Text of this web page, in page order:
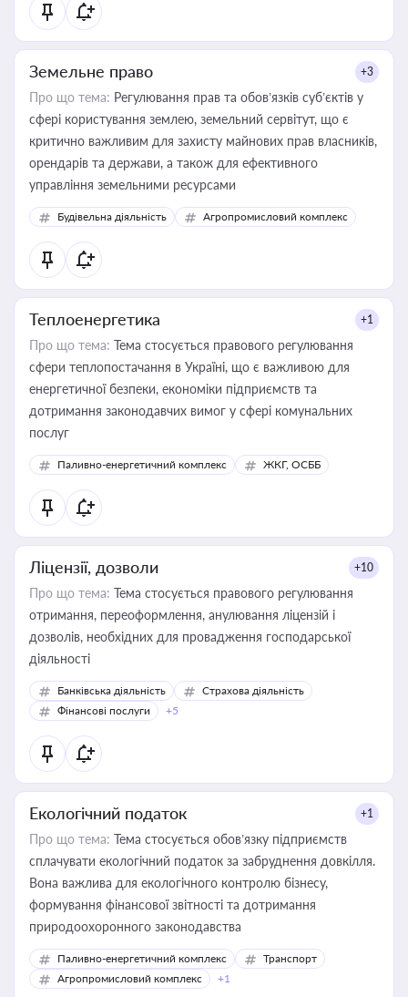
Земельне право +3
Про що тема: Регулювання прав та обов’язків суб’єктів у
сфері користування землею, земельний сервітут, що є
критично важливим для захисту майнових прав власників,
орендарів та держави, а також для ефективного
управління земельними ресурсами
Будівельна діяльність Агропромисловий комплекс
Теплоенергетика +1
Про що тема: Тема стосується правового регулювання
сфери теплопостачання в Україні, що є важливою для
енергетичної безпеки, економіки підприємств та
дотримання законодавчих вимог у сфері комунальних
послуг
Паливно-енергетичний комплекс ЖКГ, ОСББ
Ліцензії, дозволи +10
Про що тема: Тема стосується правового регулювання
отримання, переоформлення, анулювання ліцензій і
дозволів, необхідних для провадження господарської
діяльності
Банківська діяльність
Страхова діяльність
Фінансові послуги
+5
Екологічний податок +1
Про що тема: Тема стосується обов’язку підприємств
сплачувати екологічний податок за забруднення довкілля.
Вона важлива для екологічного контролю бізнесу,
формування фінансової звітності та дотримання
природоохоронного законодавства
Паливно-енергетичний комплекс
Транспорт
Агропромисловий комплекс
+1